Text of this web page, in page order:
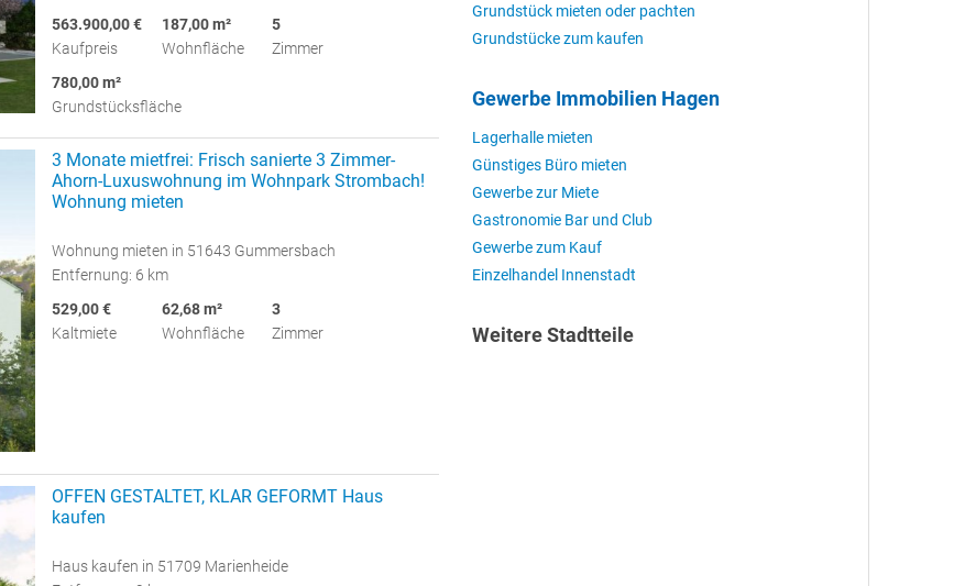
563.900,00 €
Kaufpreis
187,00 m²
Wohnfläche
5
Zimmer
780,00 m²
Grundstücksfläche
3 Monate mietfrei: Frisch sanierte 3 Zimmer-
Ahorn-Luxuswohnung im Wohnpark Strombach!
Wohnung mieten
Wohnung mieten in 51643 Gummersbach
Entfernung: 6 km
529,00 €
Kaltmiete
62,68 m²
Wohnfläche
3
Zimmer
OFFEN GESTALTET, KLAR GEFORMT Haus
kaufen
Haus kaufen in 51709 Marienheide
Grundstück mieten oder pachten
Grundstücke zum kaufen
Gewerbe Immobilien Hagen
Lagerhalle mieten
Günstiges Büro mieten
Gewerbe zur Miete
Gastronomie Bar und Club
Gewerbe zum Kauf
Einzelhandel Innenstadt
Weitere Stadtteile